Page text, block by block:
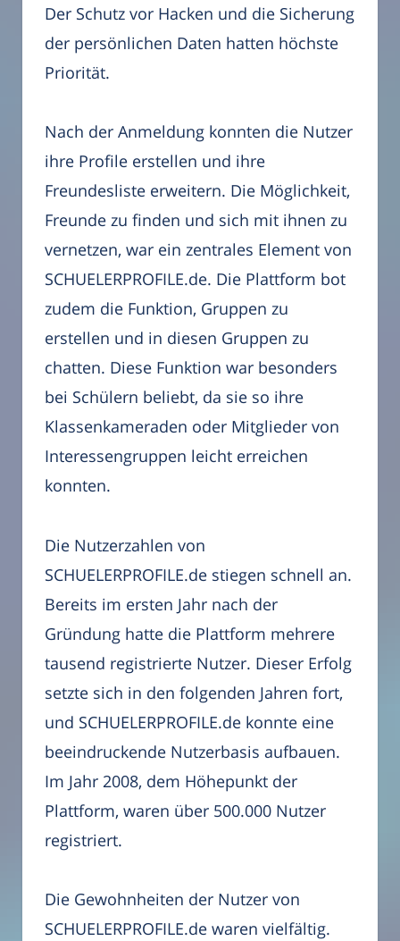
Der Schutz vor Hacken und die Sicherung
der persönlichen Daten hatten höchste
Priorität.
Nach der Anmeldung konnten die Nutzer
ihre Profile erstellen und ihre
Freundesliste erweitern. Die Möglichkeit,
Freunde zu finden und sich mit ihnen zu
vernetzen, war ein zentrales Element von
SCHUELERPROFILE.de. Die Plattform bot
zudem die Funktion, Gruppen zu
erstellen und in diesen Gruppen zu
chatten. Diese Funktion war besonders
bei Schülern beliebt, da sie so ihre
Klassenkameraden oder Mitglieder von
Interessengruppen leicht erreichen
konnten.
Die Nutzerzahlen von
SCHUELERPROFILE.de stiegen schnell an.
Bereits im ersten Jahr nach der
Gründung hatte die Plattform mehrere
tausend registrierte Nutzer. Dieser Erfolg
setzte sich in den folgenden Jahren fort,
und SCHUELERPROFILE.de konnte eine
beeindruckende Nutzerbasis aufbauen.
Im Jahr 2008, dem Höhepunkt der
Plattform, waren über 500.000 Nutzer
registriert.
Die Gewohnheiten der Nutzer von
SCHUELERPROFILE.de waren vielfältig.